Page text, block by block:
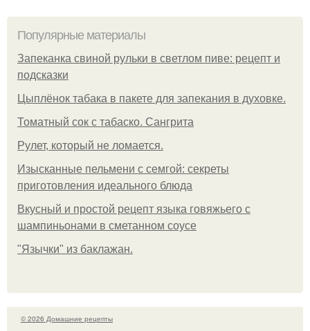
Популярные материалы
Запеканка свиной рульки в светлом пиве: рецепт и
подсказки
Цыплёнок табака в пакете для запекания в духовке.
Томатный сок с табаско. Сангрита
Рулет, который не ломается.
Изысканные пельмени с семгой: секреты
приготовления идеального блюда
Вкусный и простой рецепт языка говяжьего с
шампиньонами в сметанном соусе
"Язычки" из баклажан.
© 2026 Домашние рецепты